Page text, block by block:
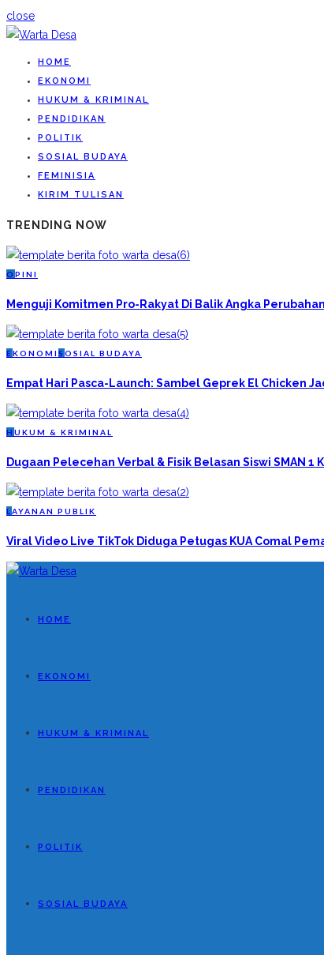
close
HOME
EKONOMI
HUKUM & KRIMINAL
PENDIDIKAN
POLITIK
SOSIAL BUDAYA
FEMINISIA
KIRIM TULISAN
TRENDING NOW
O PINI
Menguji Komitmen Pro-Rakyat Di Balik Angka
EKONOMI S OSIAL BUDAYA
Empat Hari Pasca-Launch: Sambel Geprek El Chicken
H UKUM & KRIMINAL
Dugaan Pelecehan Verbal & Fisik Belasan Siswi SMAN
L AYANAN PUBLIK
Viral Video Live TikTok Diduga Petugas KUA Comal
HOME
EKONOMI
HUKUM & KRIMINAL
PENDIDIKAN
POLITIK
SOSIAL BUDAYA